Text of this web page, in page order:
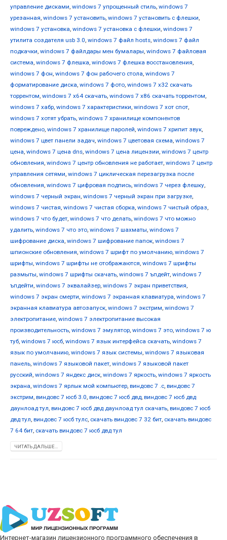
управление дисками, windows 7 упрощенный стиль, windows 7
урезанная, windows 7 установить, windows 7 установить с флешки,
windows 7 установка, windows 7 установка с флешки, windows 7
утилита создателя usb 3.0, windows 7 файл hosts, windows 7 файл
подкачки, windows 7 файлдары мен бумалары, windows 7 файловая
система, windows 7 флешка, windows 7 флешка восстановления,
windows 7 фон, windows 7 фон рабочего стола, windows 7
форматирование диска, windows 7 фото, windows 7 х32 скачать
торрентом, windows 7 х64 скачать, windows 7 х86 скачать торрентом,
windows 7 хабр, windows 7 характеристики, windows 7 хот спот,
windows 7 хотят убрать, windows 7 хранилище компонентов
повреждено, windows 7 хранилище паролей, windows 7 хрипит звук,
windows 7 цвет панели задач, windows 7 цветовая схема, windows 7
цена, windows 7 цена dns, windows 7 цена лицензии, windows 7 центр
обновления, windows 7 центр обновления не работает, windows 7 центр
управления сетями, windows 7 циклическая перезагрузка после
обновления, windows 7 цифровая подпись, windows 7 через флешку,
windows 7 черный экран, windows 7 черный экран при загрузке,
windows 7 чистая, windows 7 чистая сборка, windows 7 чистый образ,
windows 7 что будет, windows 7 что делать, windows 7 что можно
удалить, windows 7 что это, windows 7 шахматы, windows 7
шифрование диска, windows 7 шифрование папок, windows 7
шпионские обновления, windows 7 шрифт по умолчанию, windows 7
шрифты, windows 7 шрифты не отображаются, windows 7 шрифты
размыты, windows 7 шрифты скачать, windows 7 ъпдейт, windows 7
ъпдейти, windows 7 эквалайзер, windows 7 экран приветствия,
windows 7 экран смерти, windows 7 экранная клавиатура, windows 7
экранная клавиатура автозапуск, windows 7 экстрим, windows 7
электропитание, windows 7 электропитание высокая
производительность, windows 7 эмулятор, windows 7 это, windows 7 ю
туб, windows 7 юсб, windows 7 язык интерфейса скачать, windows 7
язык по умолчанию, windows 7 язык системы, windows 7 языковая
панель, windows 7 языковой пакет, windows 7 языковой пакет
русский, windows 7 яндекс диск, windows 7 яркость, windows 7 яркость
экрана, windows 7 ярлык мой компьютер, виндовс 7 .с, виндовс 7
экстрим, виндовс 7 юсб 3.0, виндовс 7 юсб двд, виндовс 7 юсб двд
даунлоад тул, виндовс 7 юсб двд даунлоад тул скачать, виндовс 7 юсб
двд тул, виндовс 7 юсб тулс, скачать виндовс 7 32 бит, скачать виндовс
7 64 бит, скачать виндовс 7 юсб двд тул
ЧИТАТЬ ДАЛЬШЕ...
Интернет-магазин лицензионного программного обеспечения в